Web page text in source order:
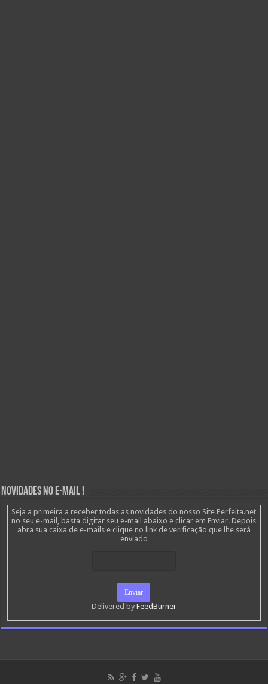
Novidades no E-mail !
Seja a primeira a receber todas as novidades do nosso Site Perfeita.net
no seu e-mail, basta digitar seu e-mail abaixo e clicar em Enviar. Depois
abra sua caixa de e-mails e clique no link de verificação que lhe será
enviado
Delivered by FeedBurner